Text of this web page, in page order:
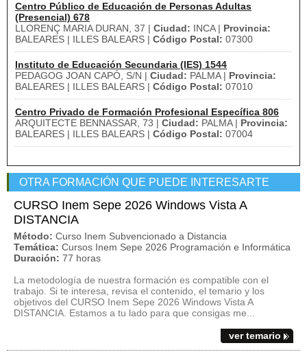
Centro Público de Educación de Personas Adultas
(Presencial) 678
LLORENÇ MARIA DURAN, 37 | Ciudad: INCA | Provincia:
BALEARES | ILLES BALEARS | Código Postal: 07300
Instituto de Educación Secundaria (IES) 1544
PEDAGOG JOAN CAPÓ, S/N | Ciudad: PALMA | Provincia:
BALEARES | ILLES BALEARS | Código Postal: 07010
Centro Privado de Formación Profesional Específica 806
ARQUITECTE BENNASSAR, 73 | Ciudad: PALMA | Provincia:
BALEARES | ILLES BALEARS | Código Postal: 07004
OTRA FORMACIÓN QUE PUEDE INTERESARTE
CURSO Inem Sepe 2026 Windows Vista A
DISTANCIA
Método: Curso Inem Subvencionado a Distancia
Temática: Cursos Inem Sepe 2026 Programación e Informática
Duración: 77 horas
La metodología de nuestra formación es compatible con el
trabajo. Si te interesa, revisa el contenido, el temario y los
objetivos del CURSO Inem Sepe 2026 Windows Vista A
DISTANCIA. Estamos a tu lado para que consigas me...
ver temario